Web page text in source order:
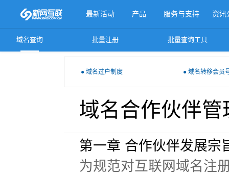
最新活动 产品 服务与支持 资讯
更多产品
域名查询 批量注册 批量查询工具
● 域名过户制度 ● 域名转移会员
域名合作伙伴管
第一章 合作伙伴发展宗
为规范对互联网域名注